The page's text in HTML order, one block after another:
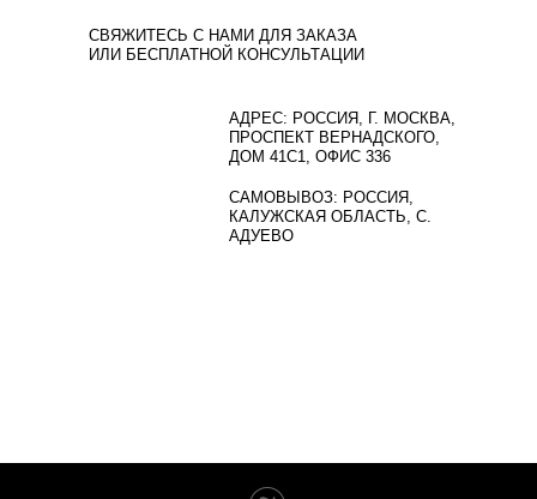
САМОВЫВОЗ: РОССИЯ,
КАЛУЖСКАЯ ОБЛАСТЬ, С.
АДУЕВО
АДРЕС: РОССИЯ, Г. МОСКВА,
ПРОСПЕКТ ВЕРНАДСКОГО,
ДОМ 41С1, ОФИС 336
СВЯЖИТЕСЬ С НАМИ ДЛЯ ЗАКАЗА
ИЛИ БЕСПЛАТНОЙ КОНСУЛЬТАЦИИ